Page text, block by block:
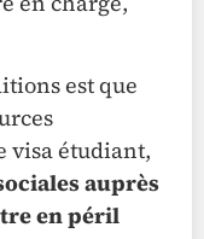
est que
visa étudiant,
auprès
en péril